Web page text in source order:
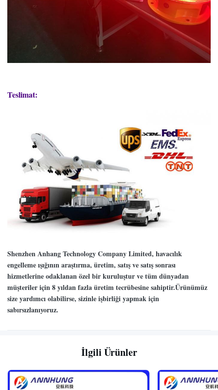
Teslimat:
Shenzhen Anhang Technology Company Limited, havacılık
engelleme ışığının araştırma, üretim, satış ve satış sonrası
hizmetlerine odaklanan özel bir kuruluştur ve tüm dünyadan
müşteriler için 8 yıldan fazla üretim tecrübesine sahiptir.Ürünümüz
size yardımcı olabilirse, sizinle işbirliği yapmak için
sabırsızlanıyoruz.
İlgili Ürünler